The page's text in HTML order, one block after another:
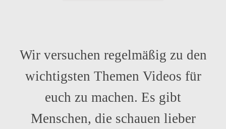
Wir versuchen regelmäßig zu den
wichtigsten Themen Videos für
euch zu machen. Es gibt
Menschen, die schauen lieber